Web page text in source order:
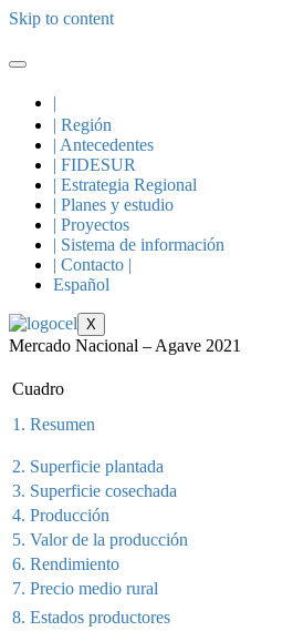
Skip to content
|
| Región
| Antecedentes
| FIDESUR
| Estrategia Regional
| Planes y estudio
| Proyectos
| Sistema de información
| Contacto |
Español
X
Mercado Nacional – Agave 2021
Cuadro
1. Resumen
2. Superficie plantada
3. Superficie cosechada
4. Producción
5. Valor de la producción
6. Rendimiento
7. Precio medio rural
8. Estados productores